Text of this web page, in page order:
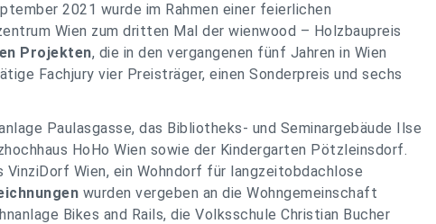
2021 wurde im Rahmen einer feierlichen
Wien zum dritten Mal der wienwood – Holzbaupreis
Projekten, die in den vergangenen fünf Jahren in Wien
Fachjury vier Preisträger, einen Sonderpreis und sechs
Paulasgasse, das Bibliotheks- und Seminargebäude Ilse
HoHo Wien sowie der Kindergarten Pötzleinsdorf.
VinziDorf Wien, ein Wohndorf für langzeitobdachlose
wurden vergeben an die Wohngemeinschaft
Bikes and Rails, die Volksschule Christian Bucher